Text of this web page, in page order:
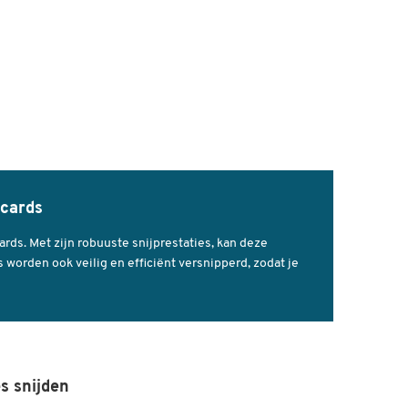
Met zijn robuuste snijprestaties, kan deze
ook veilig en efficiënt versnipperd, zodat je
snijden